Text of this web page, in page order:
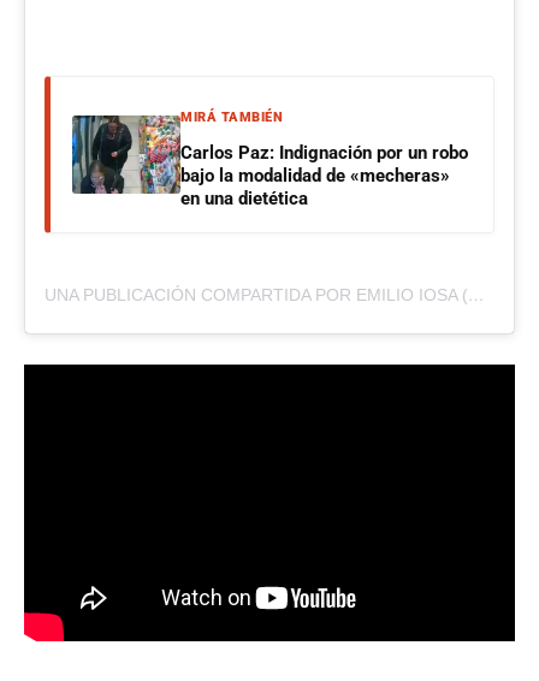
MIRÁ TAMBIÉN
Carlos Paz: Indignación por un robo
bajo la modalidad de «mecheras»
en una dietética
UNA PUBLICACIÓN COMPARTIDA POR EMILIO IOSA (@EMILIOIOSA)